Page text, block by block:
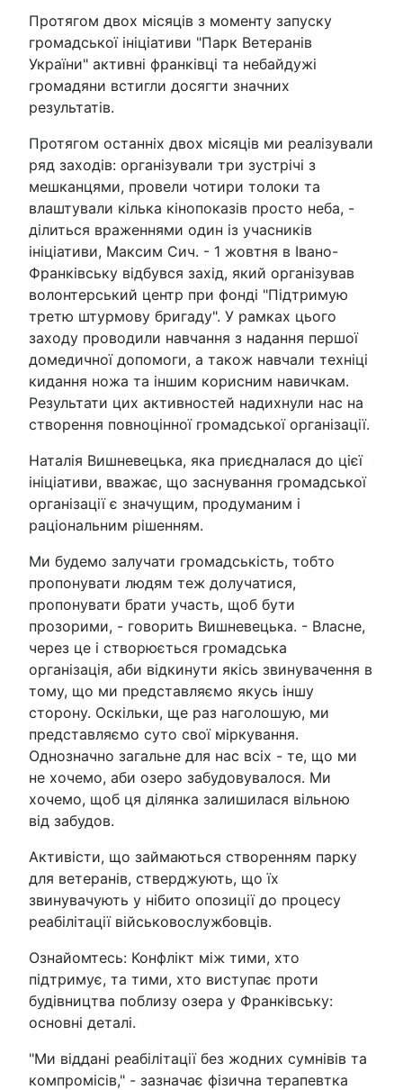
Протягом двох місяців з моменту запуску
громадської ініціативи "Парк Ветеранів
України" активні франківці та небайдужі
громадяни встигли досягти значних
результатів.
Протягом останніх двох місяців ми реалізували
ряд заходів: організували три зустрічі з
мешканцями, провели чотири толоки та
влаштували кілька кінопоказів просто неба, -
ділиться враженнями один із учасників
ініціативи, Максим Сич. - 1 жовтня в Івано-
Франківську відбувся захід, який організував
волонтерський центр при фонді "Підтримую
третю штурмову бригаду". У рамках цього
заходу проводили навчання з надання першої
домедичної допомоги, а також навчали техніці
кидання ножа та іншим корисним навичкам.
Результати цих активностей надихнули нас на
створення повноцінної громадської організації.
Наталія Вишневецька, яка приєдналася до цієї
ініціативи, вважає, що заснування громадської
організації є значущим, продуманим і
раціональним рішенням.
Ми будемо залучати громадськість, тобто
пропонувати людям теж долучатися,
пропонувати брати участь, щоб бути
прозорими, - говорить Вишневецька. - Власне,
через це і створюється громадська
організація, аби відкинути якісь звинувачення в
тому, що ми представляємо якусь іншу
сторону. Оскільки, ще раз наголошую, ми
представляємо суто свої міркування.
Однозначно загальне для нас всіх - те, що ми
не хочемо, аби озеро забудовувалося. Ми
хочемо, щоб ця ділянка залишилася вільною
від забудов.
Активісти, що займаються створенням парку
для ветеранів, стверджують, що їх
звинувачують у нібито опозиції до процесу
реабілітації військовослужбовців.
Ознайомтесь: Конфлікт між тими, хто
підтримує, та тими, хто виступає проти
будівництва поблизу озера у Франківську:
основні деталі.
"Ми віддані реабілітації без жодних сумнівів та
компромісів," - зазначає фізична терапевтка